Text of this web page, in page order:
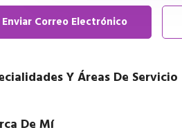
Enviar Correo Electrónico
Y Áreas De Servicio
De Mí